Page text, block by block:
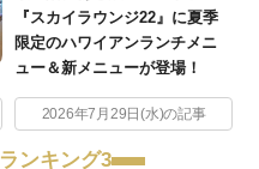
『スカイラウンジ22』に夏季
限定のハワイアンランチメニ
ュー＆新メニューが登場！
2026年7月29日(水)の記事
ランキング3